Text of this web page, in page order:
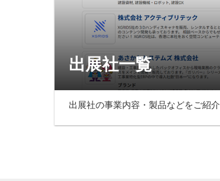
出展社一覧
出展社の事業内容・製品などをご紹介